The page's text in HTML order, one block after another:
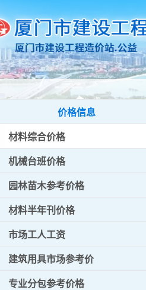
价格信息
材料综合价格
机械台班价格
园林苗木参考价格
材料半年刊价格
市场工人工资
建筑用具市场参考价
专业分包参考价格